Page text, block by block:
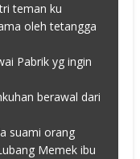
teman ku
oleh tetangga
Pabrik yg ingin
berawal dari
suami orang
Memek ibu